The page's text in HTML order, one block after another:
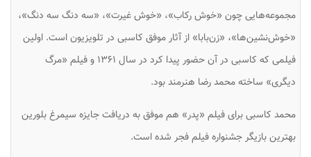
مجموعه‌هایی چون «خوش رکاب»، «خوش غیرت»، «سه دنگ سه‌ دنگ»،
«خوش‌نشین‌ها»، «زن‌بابا» از آثار موفق کاسبی در تلویزیون است. اولین
فیلمی که کاسبی در آن حضور پیدا کرد در سال ۱۳۶۱ و فیلم «مرگ
دیگری» ساخته محمد رضا هنرمند بود.
محمد کاسبی برای فیلم «پدر» هم موفق به دریافت جایزه سیمرغ بلورین
بهترین بازیگر جشنواره فیلم فجر شده است.